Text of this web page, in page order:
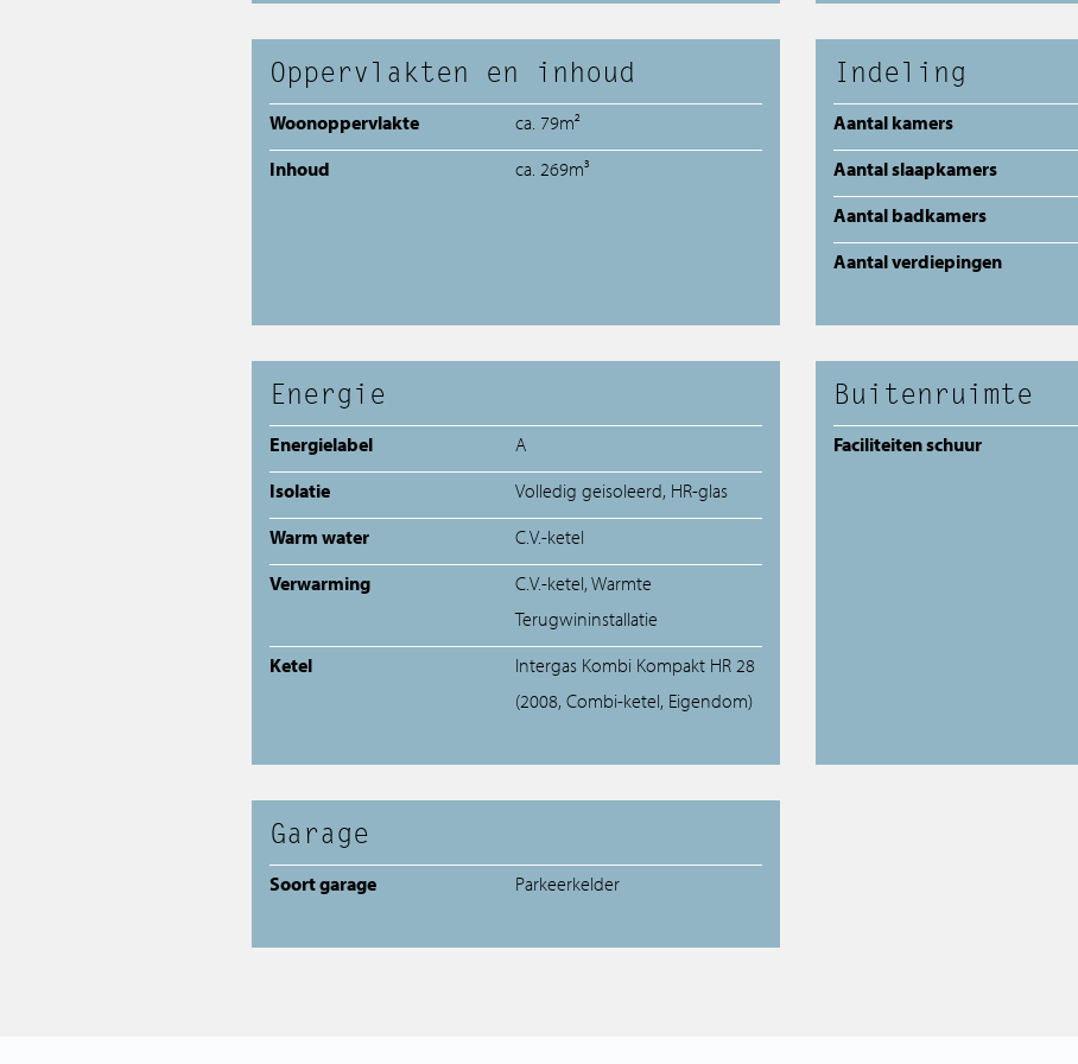
Oppervlakten en inhoud
Woonoppervlakte
ca. 79m²
Inhoud
ca. 269m³
Indeling
Aantal kamers
Aantal slaapkamers
Aantal badkamers
Aantal verdiepingen
Energie
Energielabel
A
Isolatie
Volledig geisoleerd, HR-glas
Warm water
C.V.-ketel
Verwarming
C.V.-ketel, Warmte
Terugwininstallatie
Ketel
Intergas Kombi Kompakt HR 28
(2008, Combi-ketel, Eigendom)
Buitenruimte
Faciliteiten schuur
Garage
Soort garage Parkeerkelder